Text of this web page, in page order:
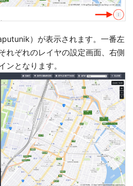
）が表示されます。一番左
れぞれのレイヤの設定画面、右側
ンとなります。